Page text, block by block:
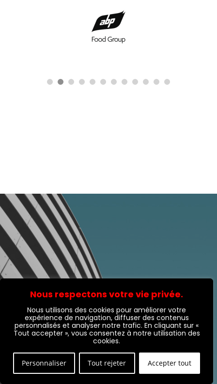
Nous respectons votre vie privée.
Nous utilisons des cookies pour améliorer votre
expérience de navigation, diffuser des contenus
personnalisés et analyser notre trafic. En cliquant sur «
Tout accepter », vous consentez à notre utilisation des
cookies.
Personnaliser Tout rejeter Accepter tout
UN BESOIN, UN PROJET ?
N'hésitez pas à nous contacter via le formulaire de